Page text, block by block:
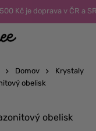
Kč je doprava v ČR a
léta vybírejte dopravu
budov. Reklamace
Domov
Krystaly
obelisk